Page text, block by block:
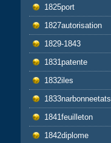
1825port
1827autorisation
1829-1843
1831patente
1832iles
1833narbonneetats
1841feuilleton
1842diplome